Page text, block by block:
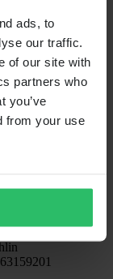
ads, to
our traffic.
of our site with
partners who
you’ve
from your use
Zweden